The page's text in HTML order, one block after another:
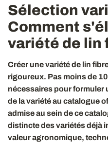
Sélection
Comment
variété de lin
Créer une variété de lin
rigoureux. Pas moins de
nécessaires pour formuler
de la variété au catalogue
admise au sein de ce
distincte des variétés déjà
valeur agronomique,